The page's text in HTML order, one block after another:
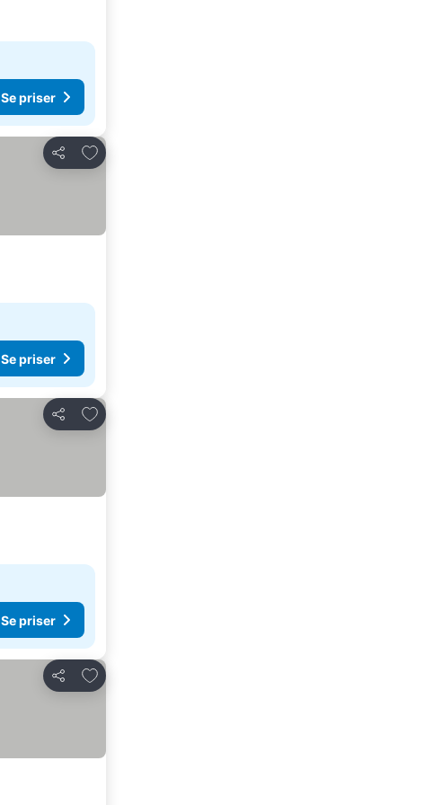
Se priser
Del
Føj til favoritter
Se priser
Del
Føj til favoritter
Se priser
Del
Føj til favoritter